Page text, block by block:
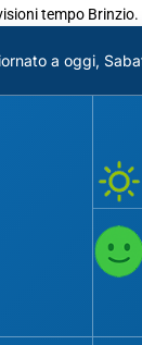
tempo Brinzio.
a oggi,